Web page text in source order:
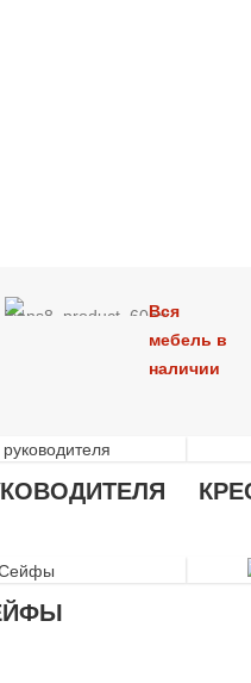
Вся
мебель в
наличии